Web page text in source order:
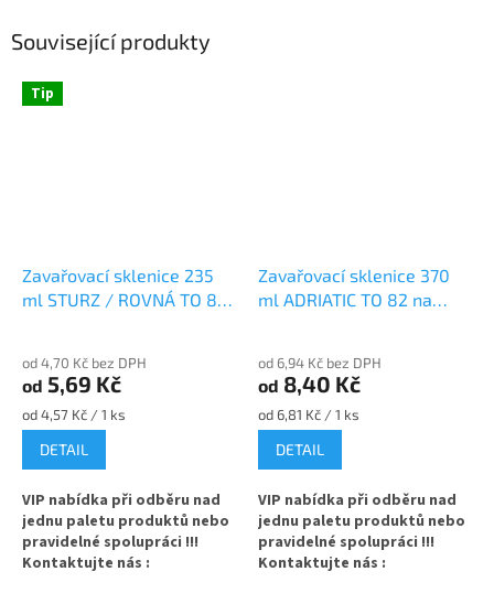
Související produkty
Tip
Zavařovací sklenice 235
ml STURZ / ROVNÁ TO 82
od 4,70 Kč bez DPH
od 5,69 Kč
Měrná
cena:
od 4,57 Kč / 1 ks
DETAIL
VIP nabídka při odběru nad
jednu paletu produktů nebo
pravidelné spolupráci !!!
Kontaktujte nás :
Zavařovací sklenice 370
ml ADRIATIC TO 82 na
od 6,94 Kč bez DPH
od 8,40 Kč
Měrná
cena:
od 6,81 Kč / 1 ks
DETAIL
VIP nabídka při odběru nad
jednu paletu produktů nebo
pravidelné spolupráci !!!
Kontaktujte nás :